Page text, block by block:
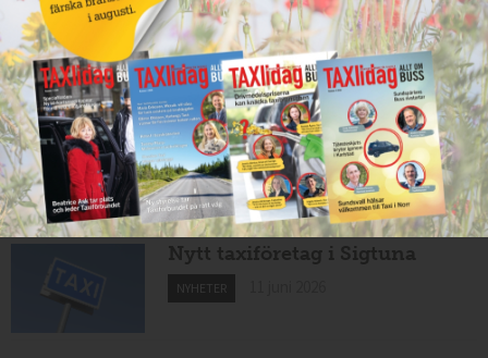
Nytt taxibolag i Köping
NYHETER 12 juni 2026
Cathrin byter från hamnar till
bussar
NYHETER 11 juni 2026
Nytt taxiföretag i Sigtuna
NYHETER